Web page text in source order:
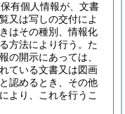
有個人情報が、文書
又は写しの交付によ
はその種別、情報化
方法により行う。 た
の開示にあっては、
ている文書又は図画
認めるとき、その他
より、これを行うこ